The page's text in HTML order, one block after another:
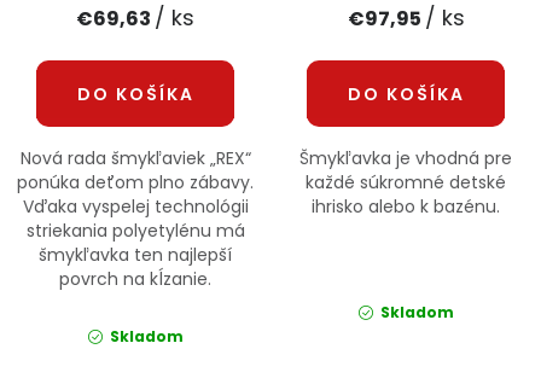
€69,63 / ks
DO KOŠÍKA
Nová rada šmykľaviek „REX“
ponúka deťom plno zábavy.
Vďaka vyspelej technológii
striekania polyetylénu má
šmykľavka ten najlepší
povrch na kĺzanie.
Skladom
€97,95 / ks
DO KOŠÍKA
Šmykľavka je vhodná pre
každé súkromné detské
ihrisko alebo k bazénu.
Skladom